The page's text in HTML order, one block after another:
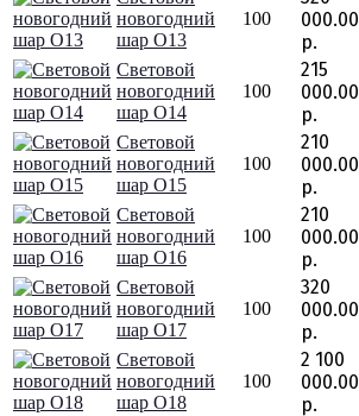
новогодний
шар O13
100
000.00
р.
Световой
новогодний
шар O14
100
215
000.00
р.
Световой
новогодний
шар O15
100
210
000.00
р.
Световой
новогодний
шар O16
100
210
000.00
р.
Световой
новогодний
шар O17
100
320
000.00
р.
Световой
новогодний
шар O18
100
2 100
000.00
р.